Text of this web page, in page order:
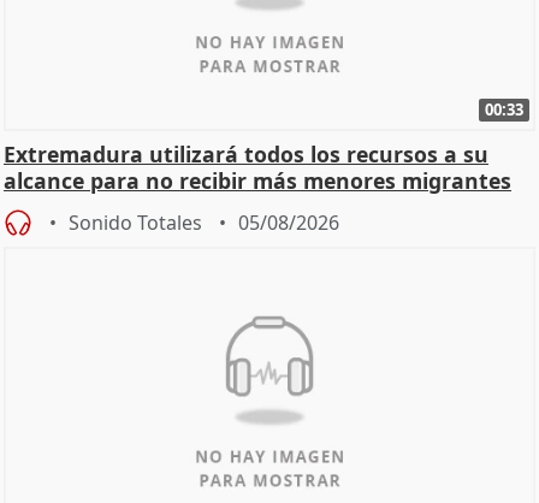
00:33
Extremadura utilizará todos los recursos a su
alcance para no recibir más menores migrantes
Sonido Totales 05/08/2026